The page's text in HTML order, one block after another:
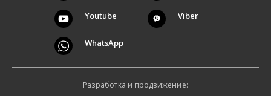
Youtube Viber
WhatsApp
Разработка и продвижение: